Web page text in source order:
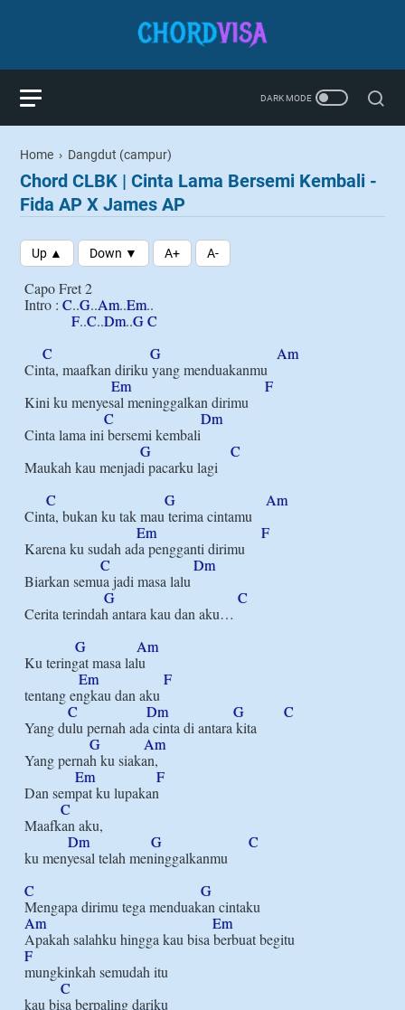
Home › Dangdut (campur)
Chord CLBK | Cinta Lama Bersemi Kembali -
Fida AP X James AP
Capo Fret 2
Intro : C..G..Am..Em..
F..C..Dm..GC
C
G
Am
Cinta, maafkan diriku yang menduakanmu
Em
F
Kini ku menyesal meninggalkan dirimu
C
Dm
Cinta lama ini bersemi kembali
G
C
Maukah kau menjadi pacarku lagi
C
G
Am
Cinta, bukan ku tak mau terima cintamu
Em
F
Karena ku sudah ada pengganti dirimu
C
Dm
Biarkan semua jadi masa lalu
G
C
Cerita terindah antara kau dan aku…
G
Am
Ku teringat masa lalu
Em
F
tentang engkau dan aku
C
Dm G
C
Yang dulu pernah ada cinta di antara kita
G
Am
Yang pernah ku siakan,
Em
F
Dan sempat ku lupakan
C
Maafkan aku,
Dm
G
C
ku menyesal telah meninggalkanmu
C
G
Am
Em
F
mungkinkah semudah itu
C